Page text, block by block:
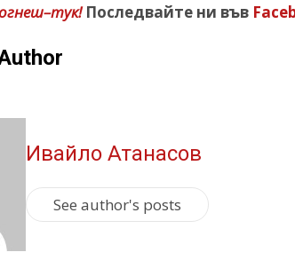
Последвайте ни във
Ивайло Атанасов
See author's posts